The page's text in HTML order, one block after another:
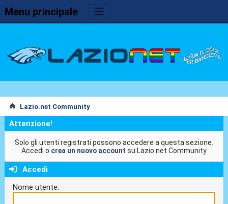
Menu principale
Lazio.net Community
Attenzione!
Solo gli utenti registrati possono accedere a questa sezione.
Accedi o crea un nuovo account su Lazio.net Community
Accedi
Nome utente: